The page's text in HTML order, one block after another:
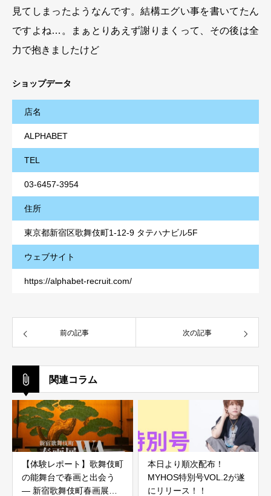
見てしまったようなんです。結構エグい事を書いてたん
ですよね…。まぁとりあえず謝りまくって、その後は全
力で抱きましたけど
ショップデータ
店名
ALPHABET
TEL
03-6457-3954
住所
東京都新宿区歌舞伎町1-12-9 タテハナビル5F
ウェブサイト
https://alphabet-recruit.com/
前の記事 次の記事
関連コラム
【体験レポート】歌舞伎町
の能舞台で春画と出会う
― 新宿歌舞伎町春画展・
本日より順次配布！
MYHOS特別号VOL.2が遂
にリリース！！